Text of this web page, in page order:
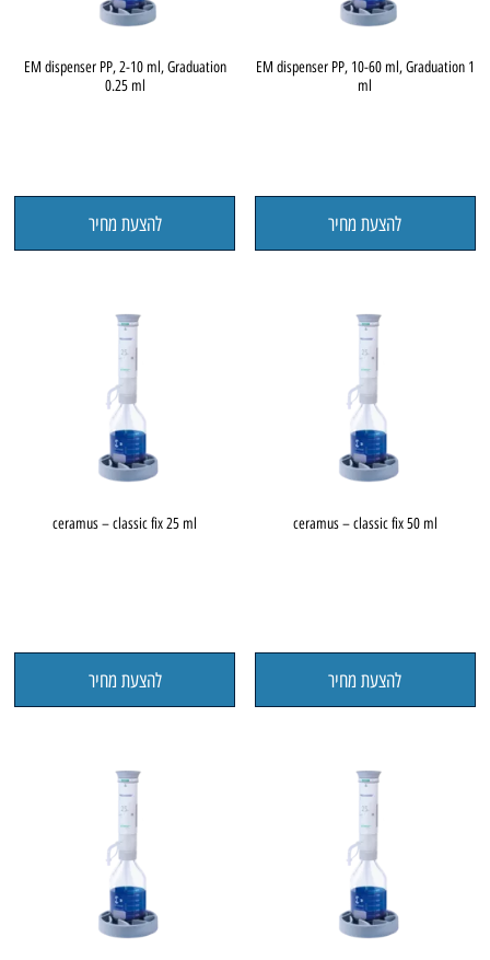
EM dispenser PP, 10-60 ml, Graduation 1
ml
להצעת מחיר
EM dispenser PP, 2-10 ml, Graduation
0.25 ml
להצעת מחיר
ceramus – classic fix 50 ml
להצעת מחיר
ceramus – classic fix 25 ml
להצעת מחיר